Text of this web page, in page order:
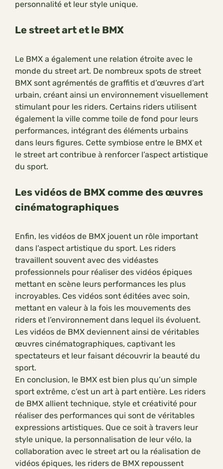
personnalité et leur style unique.
Le street art et le BMX
Le BMX a également une relation étroite avec le
monde du street art. De nombreux spots de street
BMX sont agrémentés de graffitis et d’œuvres d’art
urbain, créant ainsi un environnement visuellement
stimulant pour les riders. Certains riders utilisent
également la ville comme toile de fond pour leurs
performances, intégrant des éléments urbains
dans leurs figures. Cette symbiose entre le BMX et
le street art contribue à renforcer l’aspect artistique
du sport.
Les vidéos de BMX comme des œuvres
cinématographiques
Enfin, les vidéos de BMX jouent un rôle important
dans l’aspect artistique du sport. Les riders
travaillent souvent avec des vidéastes
professionnels pour réaliser des vidéos épiques
mettant en scène leurs performances les plus
incroyables. Ces vidéos sont éditées avec soin,
mettant en valeur à la fois les mouvements des
riders et l’environnement dans lequel ils évoluent.
Les vidéos de BMX deviennent ainsi de véritables
œuvres cinématographiques, captivant les
spectateurs et leur faisant découvrir la beauté du
sport.
En conclusion, le BMX est bien plus qu’un simple
sport extrême, c’est un art à part entière. Les riders
de BMX allient technique, style et créativité pour
réaliser des performances qui sont de véritables
expressions artistiques. Que ce soit à travers leur
style unique, la personnalisation de leur vélo, la
collaboration avec le street art ou la réalisation de
vidéos épiques, les riders de BMX repoussent